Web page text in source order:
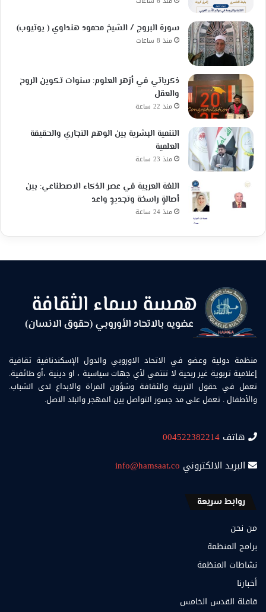
سورة البروج / الشيخ محمود هنداوي ( يوتيوب)
منذ 8 ساعات
ذكرياتي في أزهر العلوم: سنوات تكوين الروح
والعقل
منذ 22 ساعة
التنمية البشرية بين الوهم التجاري والحقيقة
العلمية
منذ 23 ساعة
اللغة العربية في عصر الذكاء الاصطناعي: بين
أصالةٍ راسخة وتجديدٍ واعد
منذ 24 ساعة
منظمة دولية وعضو في الاتحاد الاوروبي والدول الإسكندنافية ثقافية
إعلامية تربوية غير ربحية لا تنتمي لأي جهات سياسية ، او دينية ،أو طائفية.
تعمل في حقول التربية والثقافة وشؤون المراة والابداع لدى الشباب.
والأطفال . تعمل على مد جسور التواصل بين المهجر والبلد الاصل.
هاتف 004522382214
البريد الالكتروني info@hamsaat.co
روابط سريعة
من نحن
برامج المنظمة
نشاطات المنظمة
أخبارنا
قافلة القدس الخامس